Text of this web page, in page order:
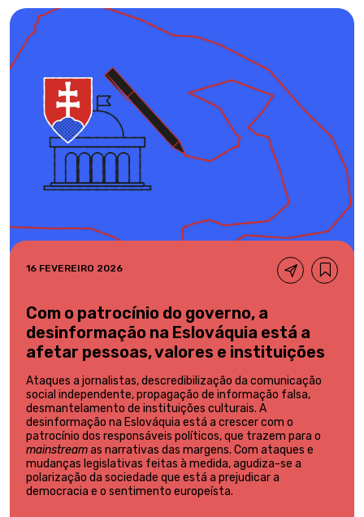
16 FEVEREIRO 2026
Com o patrocínio do governo, a
desinformação na Eslováquia está a
afetar pessoas, valores e instituições
Ataques a jornalistas, descredibilização da comunicação
social independente, propagação de informação falsa,
desmantelamento de instituições culturais. A
desinformação na Eslováquia está a crescer com o
patrocínio dos responsáveis políticos, que trazem para o
mainstreamas narrativas das margens. Com ataques e
mudanças legislativas feitas à medida, agudiza-se a
polarização da sociedade que está a prejudicar a
democracia e o sentimento europeísta.